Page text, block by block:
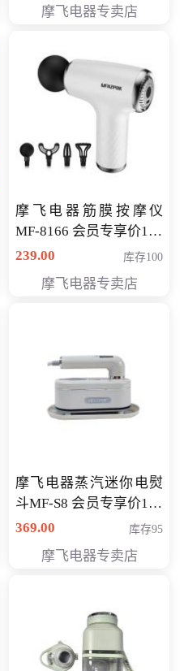
摩飞电器专卖店
摩飞电器筋膜按摩仪
MF-8166 会员专享价168
元
239.00 库存100
摩飞电器专卖店
摩飞电器蒸汽迷你电熨
斗MF-S8 会员专享价168
元
369.00 库存95
摩飞电器专卖店